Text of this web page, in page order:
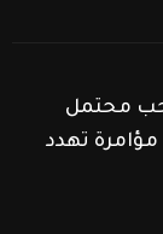
محتمل
8 .. مؤامرة تهدد